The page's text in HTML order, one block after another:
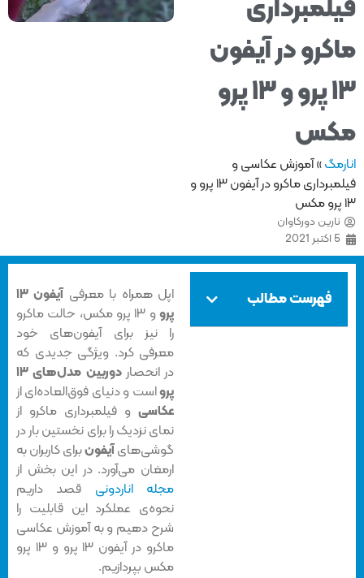
در آیفون
۱۳ پرو و ۱۳ پرو
»آموزش عکاسی و
فیلمبرداری ماکرو در آیفون ۱۳ پرو و
نارین دورکاوان
فهرست مطالب اپل همراه با معرفی
آیفون ۱۳
و ۱۳ پرو مکس، حالت ماکرو
را نیز برای آیفون‌های خود
معرفی کرد. ویژگی جدیدی که
در انحصار
دوربین مدل‌های ۱۳
است و دنیای فوق‌العاده‌ای از
عکاسیو فیلمبرداری ماکرو از
نمای نزدیک را برای نخستین بار در
گوشی‌هایآیفونبرای کاربران به
ارمغان می‌آورد. در این بخش از
مجله اناردونیقصد داریم
نحوه‌ی عملکرد این قابلیت را
شرح دهیم و به آموزش عکاسی
ماکرو در آیفون ۱۳ پرو و ۱۳ پرو
مکس بپردازیم.